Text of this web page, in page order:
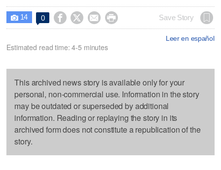
 14 0     Save Story
Leer en español
Estimated read time: 4-5 minutes
This archived news story is available only for your
personal, non-commercial use. Information in the story
may be outdated or superseded by additional
information. Reading or replaying the story in its
archived form does not constitute a republication of the
story.